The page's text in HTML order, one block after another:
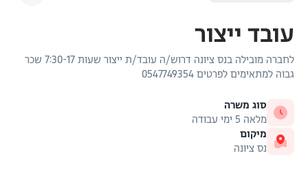
עובד ייצור
לחברה מובילה בנס ציונה דרוש/ה עובד/ת ייצור שעות 7:30-17 שכר
גבוה למתאימים לפרטים 0547749354
סוג משרה
מלאה 5 ימי עבודה
מיקום
נס ציונה